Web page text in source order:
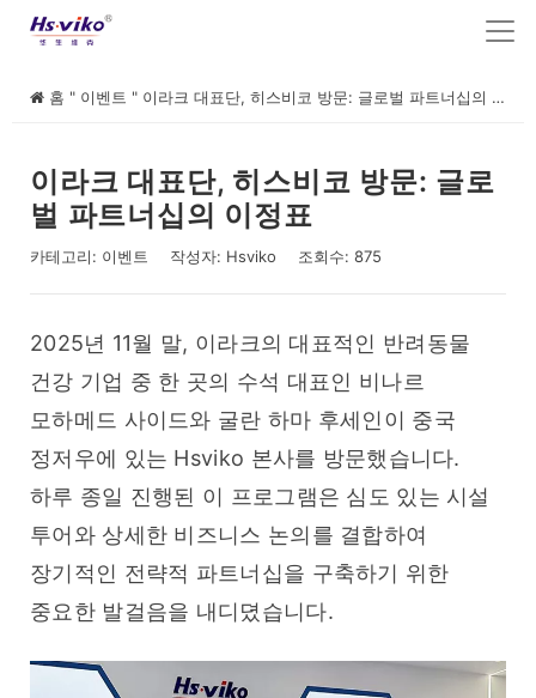
홈 " 이벤트 " 이라크 대표단, 히스비코 방문: 글로벌 파트너십의 이정표
이라크 대표단, 히스비코 방문: 글로
벌 파트너십의 이정표
카테고리: 이벤트 작성자: Hsviko 조회수: 875
2025년 11월 말, 이라크의 대표적인 반려동물
건강 기업 중 한 곳의 수석 대표인 비나르
모하메드 사이드와 굴란 하마 후세인이 중국
정저우에 있는 Hsviko 본사를 방문했습니다.
하루 종일 진행된 이 프로그램은 심도 있는 시설
투어와 상세한 비즈니스 논의를 결합하여
장기적인 전략적 파트너십을 구축하기 위한
중요한 발걸음을 내디뎠습니다.